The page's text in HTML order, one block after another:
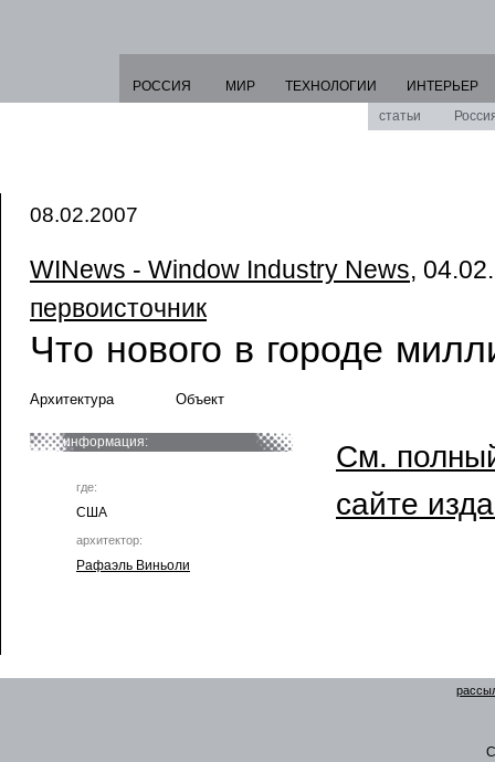
РОССИЯ МИР ТЕХНОЛОГИИ
ИНТЕРЬЕР
статьи
08.02.2007
WINews - Window Industry News,
первоисточник
Что нового в городе
Архитектура Объект
информация:
где:
США
архитектор:
Рафаэль Виньоли
См.
сайте